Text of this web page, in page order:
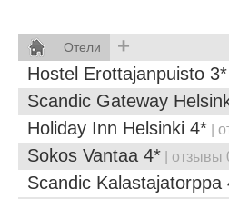
Отели +
Hostel Erottajanpuisto 3*
Scandic Gateway
Holiday Inn Helsinki 4* |
Sokos Vantaa 4* | отзывы
Scandic Kalastajatorppa